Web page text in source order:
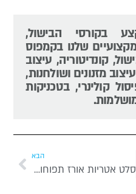
בקורסי הבישול,
שלנו בקמפוס
קונדיטוריה, עיצוב
מזנונים ושולחנות,
קולינרי, בטכניקות
סלט אטריות אורז תפוחות, ירקות צלויים וגבינות